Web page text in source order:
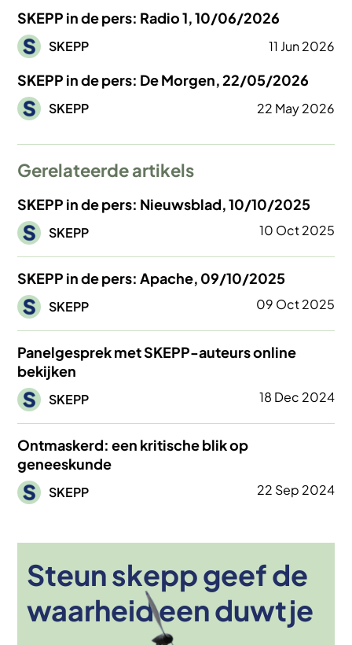
SKEPP in de pers: Radio 1, 10/06/2026
Afbeelding
SKEPP 11 Jun 2026
SKEPP in de pers: De Morgen, 22/05/2026
Afbeelding
SKEPP 22 May 2026
Gerelateerde artikels
SKEPP in de pers: Nieuwsblad, 10/10/2025
Afbeelding
SKEPP 10 Oct 2025
SKEPP in de pers: Apache, 09/10/2025
Afbeelding
SKEPP 09 Oct 2025
Panelgesprek met SKEPP-auteurs online
bekijken
Afbeelding
SKEPP 18 Dec 2024
Ontmaskerd: een kritische blik op
geneeskunde
Afbeelding
SKEPP 22 Sep 2024
Steun skepp geef de
waarheid een duwtje
Afbeelding